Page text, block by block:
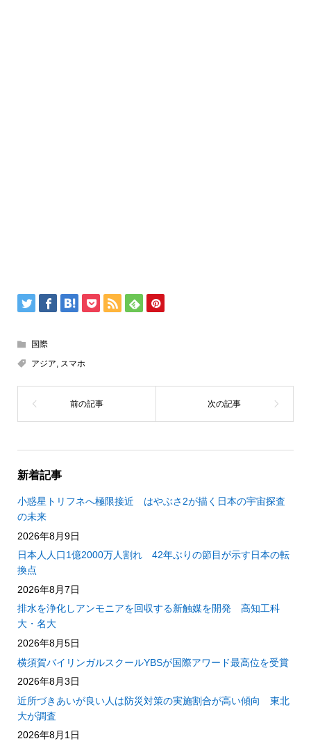
国際
アジア, スマホ
新着記事
小惑星トリフネへ極限接近 はやぶさ2が描く日本の宇宙探査
の未来
2026年8月9日
日本人人口1億2000万人割れ 42年ぶりの節目が示す日本の転
換点
2026年8月7日
排水を浄化しアンモニアを回収する新触媒を開発 高知工科
大・名大
2026年8月5日
横須賀バイリンガルスクールYBSが国際アワード最高位を受賞
2026年8月3日
近所づきあいが良い人は防災対策の実施割合が高い傾向 東北
大が調査
2026年8月1日